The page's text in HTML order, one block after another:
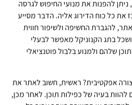
ניתן להפנות את מנועי החיפוש לגרסה
את כל כוח הדירוג אליה. הדבר מסייע
להגברת החשיפה ולשיפור חווית
בתג הקנוניקל מאפשר לבעלי
שלהם ולמנוע בלבול פוטנציאלי
אפקטיבית? ראשית, חשוב לאתר את
בעיה של כפילות תוכן. לאחר מכן,